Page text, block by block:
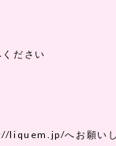
ださい
liquem.jp/へお願い